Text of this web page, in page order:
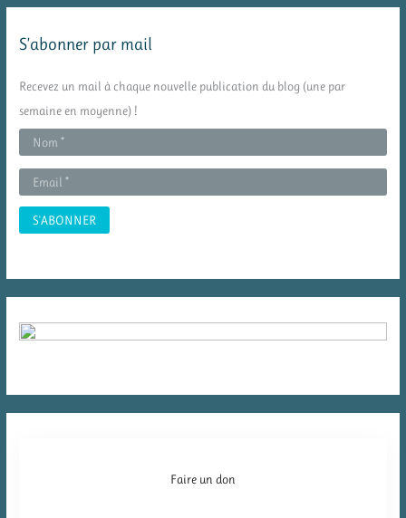
r
:
S’abonner par mail
Recevez un mail à chaque nouvelle publication du blog (une par
semaine en moyenne) !
Faire un don